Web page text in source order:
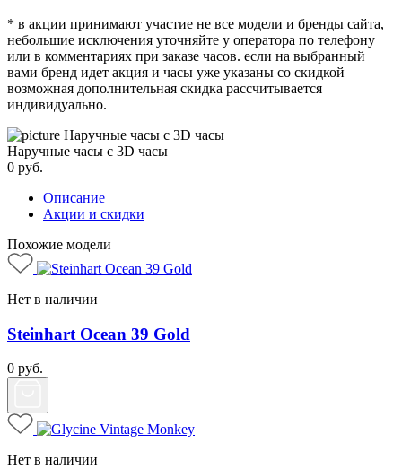
* в акции принимают участие не все модели и бренды сайта,
небольшие исключения уточняйте у оператора по телефону
или в комментариях при заказе часов. если на выбранный
вами бренд идет акция и часы уже указаны со скидкой
возможная дополнительная скидка рассчитывается
индивидуально.
Наручные часы с 3D часы
0 руб.
Описание
Акции и скидки
Похожие модели
Нет в наличии
Steinhart Ocean 39 Gold
0 руб.
Нет в наличии